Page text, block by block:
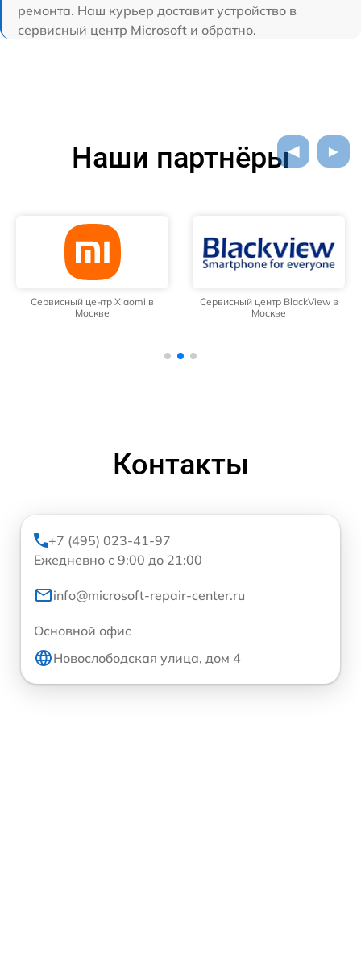
ремонта. Наш курьер доставит устройство в
сервисный центр Microsoft и обратно.
Наши партнёры
Сервисный центр Xiaomi в
Москве
Сервисный центр BlackView в
Москве
Контакты
+7 (495) 023-41-97
Ежедневно с 9:00 до 21:00
info@microsoft-repair-center.ru
Основной офис
Новослободская улица, дом 4